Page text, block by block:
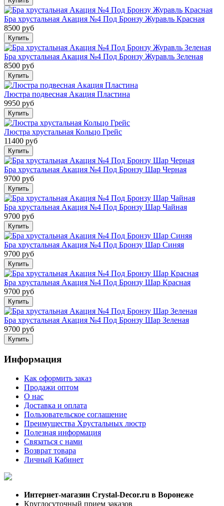
Бра хрустальная Акация №4 Под Бронзу Журавль Красная
8500 руб
Бра хрустальная Акация №4 Под Бронзу Журавль Зеленая
8500 руб
Люстра подвесная Акация Пластина
9950 руб
Люстра хрустальная Кольцо Грейс
11400 руб
Бра хрустальная Акация №4 Под Бронзу Шар Черная
9700 руб
Бра хрустальная Акация №4 Под Бронзу Шар Чайная
9700 руб
Бра хрустальная Акация №4 Под Бронзу Шар Синяя
9700 руб
Бра хрустальная Акация №4 Под Бронзу Шар Красная
9700 руб
Бра хрустальная Акация №4 Под Бронзу Шар Зеленая
9700 руб
Информация
Как оформить заказ
Продажи оптом
О нас
Доставка и оплата
Пользовательское соглашение
Преимущества Хрустальных люстр
Полезная информация
Связаться с нами
Возврат товара
Личный Кабинет
Интернет-магазин Crystal-Decor.ru в Воронеже
Круглосуточный прием заказов